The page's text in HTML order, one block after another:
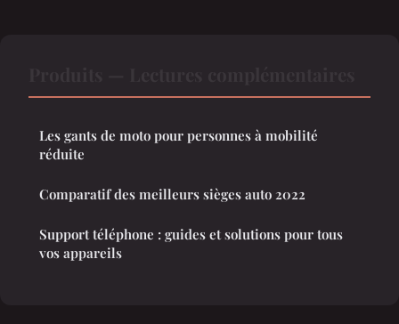
Les gants de moto pour personnes à mobilité
réduite
Comparatif des meilleurs sièges auto 2022
Support téléphone : guides et solutions pour tous
vos appareils